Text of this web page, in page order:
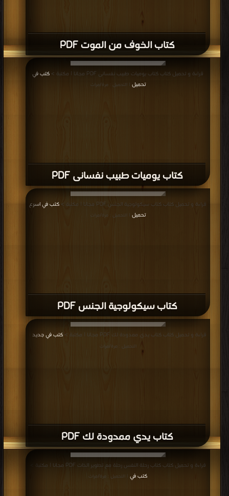
كتاب الخوف من الموت PDF
كتاب يوميات طبيب نفسانى PDF
قراءة و تحميل كتاب كتاب يوميات طبيب نفسانى PDF مجانا | مكتبة >
كتب في
تحميل
| التحميل : مرة/مرات
كتاب سيكولوجية الجنس PDF
قراءة و تحميل كتاب كتاب سيكولوجية الجنس PDF مجانا | مكتبة >
كتب في اسرع
تحميل
| التحميل : مرة/مرات
كتاب يدي ممدودة لك PDF
قراءة و تحميل كتاب كتاب يدي ممدودة لك PDF مجانا | مكتبة > كتب في جديد
التحميل : مرة/مرات
قراءة و تحميل كتاب كتاب رحلة النفس رحلة مع تطوير الذات PDF مجانا | مكتبة >
كتب في
| التحميل : مرة/مرات